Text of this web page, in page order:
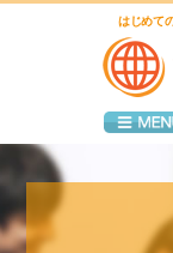
はじめて